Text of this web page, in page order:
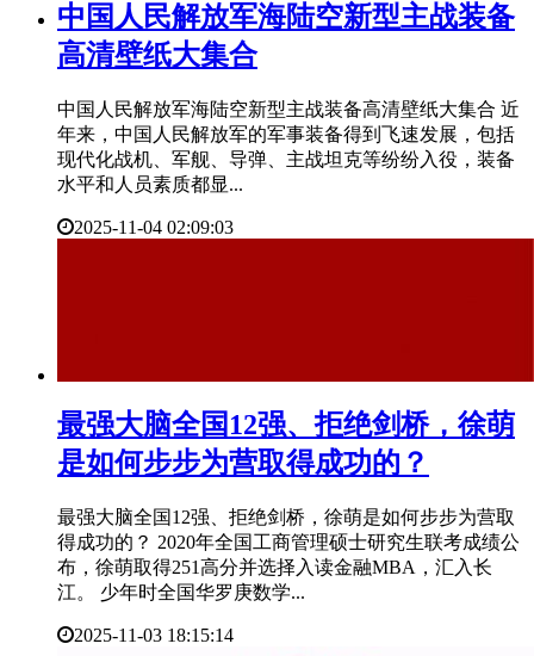
​中国人民解放军海陆空新型主战装备
高清壁纸大集合
中国人民解放军海陆空新型主战装备高清壁纸大集合 近
年来，中国人民解放军的军事装备得到飞速发展，包括
现代化战机、军舰、导弹、主战坦克等纷纷入役，装备
水平和人员素质都显...
2025-11-04 02:09:03
​最强大脑全国12强、拒绝剑桥，徐萌
是如何步步为营取得成功的？
最强大脑全国12强、拒绝剑桥，徐萌是如何步步为营取
得成功的？ 2020年全国工商管理硕士研究生联考成绩公
布，徐萌取得251高分并选择入读金融MBA，汇入长
江。 少年时全国华罗庚数学...
2025-11-03 18:15:14